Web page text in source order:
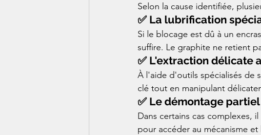
Selon la cause identifiée,
✅ La lubrification
Si le blocage est dû à un
suffire. Le graphite ne retient
✅ L'extraction délicate
À l'aide d'outils spécialisés de
clé tout en manipulant
✅ Le démontage
Dans certains cas complexes,
pour accéder au mécanisme